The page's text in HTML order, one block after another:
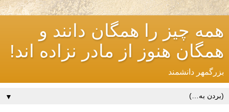
همه چیز را همگان دانند و
همگان هنوز از مادر نزاده اند!
بزرگمهر دانشمند
▼